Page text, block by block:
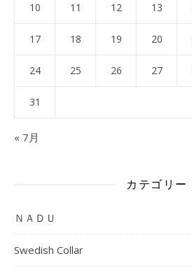
10 11 12 13
17 18 19 20
24 25 26 27
31
« 7月
カテゴリー
ＮＡＤＵ
Swedish Collar